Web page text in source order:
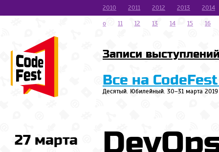
2010 2011 2012 2013
2014
o
11 12 13 14 15 16
Записи
Все на
Десятый. Юбилейный. 30–31 марта 2019
27 марта